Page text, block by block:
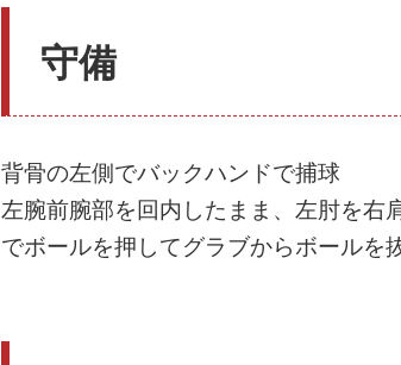
守備
背骨の左側でバックハンドで捕球
左腕前腕部を回内したまま、左肘を右
でボールを押してグラブからボールを抜